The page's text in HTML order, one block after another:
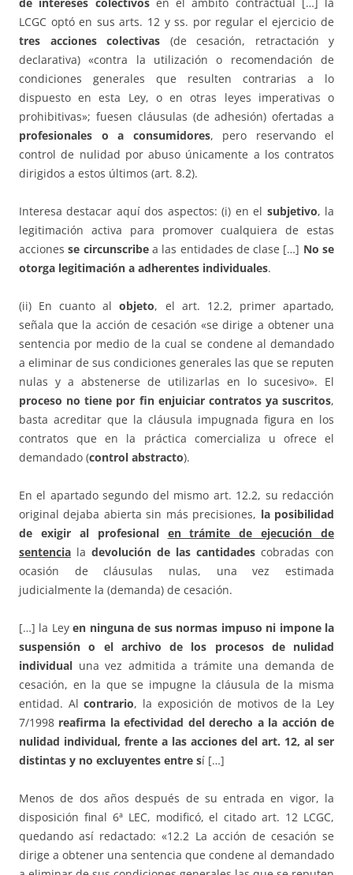
de intereses colectivosen el ámbito contractual […] la
LCGC optó en sus arts. 12 y ss. por regular el ejercicio de
tres acciones colectivas (de cesación, retractación y
declarativa) «contra la utilización o recomendación de
condiciones generales que resulten contrarias a lo
dispuesto en esta Ley, o en otras leyes imperativas o
prohibitivas»; fuesen cláusulas (de adhesión) ofertadas a
profesionales o a consumidores, pero reservando el
control de nulidad por abuso únicamente a los contratos
dirigidos a estos últimos (art. 8.2).
Interesa destacar aquí dos aspectos: (i) en el subjetivo, la
legitimación activa para promover cualquiera de estas
accionesse circunscribea las entidades de clase […] No se
otorga legitimación a adherentes individuales.
(ii) En cuanto alobjeto, el art. 12.2, primer apartado,
señala que la acción de cesación «se dirige a obtener una
sentencia por medio de la cual se condene al demandado
a eliminar de sus condiciones generales las que se reputen
nulas y a abstenerse de utilizarlas en lo sucesivo». El
proceso no tiene por fin enjuiciar contratos ya suscritos,
basta acreditar que la cláusula impugnada figura en los
contratos que en la práctica comercializa u ofrece el
demandado (control abstracto).
En el apartado segundo del mismo art. 12.2, su redacción
original dejaba abierta sin más precisiones, la posibilidad
de exigir al profesional en trámite de ejecución de
sentencia la devolución de las cantidades cobradas con
ocasión de cláusulas nulas, una vez estimada
judicialmente la (demanda) de cesación.
[…] la Leyen ninguna de sus normas impuso ni impone la
suspensión o el archivo de los procesos de nulidad
individual una vez admitida a trámite una demanda de
cesación, en la que se impugne la cláusula de la misma
entidad. Alcontrario, la exposición de motivos de la Ley
7/1998 reafirma la efectividad del derecho a la acción de
nulidad individual, frente a las acciones del art. 12, al ser
distintas y no excluyentes entre sí […]
Menos de dos años después de su entrada en vigor, la
disposición final 6ª LEC, modificó, el citado art. 12 LCGC,
quedando así redactado: «12.2 La acción de cesación se
dirige a obtener una sentencia que condene al demandado